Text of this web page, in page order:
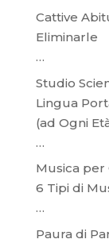
Cattive
Eliminarle
…
Studio
Lingua
(ad Ogni
…
Musica per
6 Tipi di
…
Paura di